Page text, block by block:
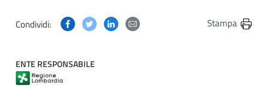
Condividi: Condividi questa pagina su Facebook
Condividi questa pagina su Twitter
Condividi questa pagina su Linkedin
Condividi questa pagina via
Stampa
ENTE RESPONSABILE